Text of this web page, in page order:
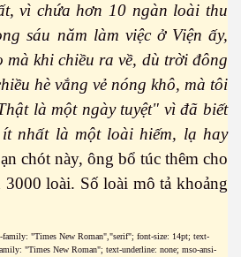
vì chứa hơn 10 ngàn loài thu
sáu năm làm việc ở Viện ấy,
mà khi chiều ra về, dù trời đông
hè vắng vẻ nóng khô, mà tôi
là một ngày tuyệt" vì đã biết
ít nhất là một loài hiếm, lạ hay
chót này, ông bổ túc thêm cho
3000 loài. Số loài mô tả khoảng
"Times New Roman","serif"; font-size: 14pt; text-
"Times New Roman"; text-underline: none; mso-ansi-